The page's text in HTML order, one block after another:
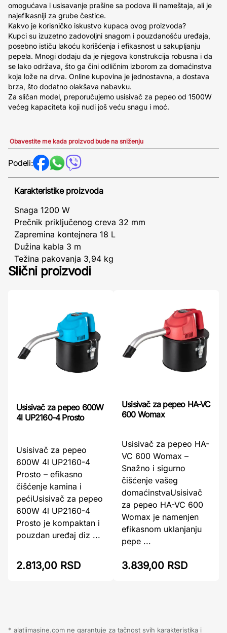
omogućava i usisavanje prašine sa podova ili nameštaja, ali je
najefikasniji za grube čestice.
Kakvo je korisničko iskustvo kupaca ovog proizvoda?
Kupci su izuzetno zadovoljni snagom i pouzdanošću uređaja,
posebno ističu lakoću korišćenja i efikasnost u sakupljanju
pepela. Mnogi dodaju da je njegova konstrukcija robusna i da
se lako održava, što ga čini odličnim izborom za domaćinstva
koja lože na drva. Online kupovina je jednostavna, a dostava
brza, što dodatno olakšava nabavku.
Za sličan model, preporučujemo usisivač za pepeo od 1500W
većeg kapaciteta koji nudi još veću snagu i moć.
Obavestite me kada proizvod bude na sniženju
Podeli:
Karakteristike proizvoda
Snaga 1200 W
Prečnik priključenog creva 32 mm
Zapremina kontejnera 18 L
Dužina kabla 3 m
Težina pakovanja 3,94 kg
Slični proizvodi
Usisivač za pepeo 600W
4l UP2160-4 Prosto
Usisivač za pepeo
600W 4l UP2160-4
Prosto – efikasno
čišćenje kamina i
pećiUsisivač za pepeo
600W 4l UP2160-4
Prosto je kompaktan i
pouzdan uređaj diz ...
2.813,00 RSD
Usisivač za pepeo HA-VC
600 Womax
Usisivač za pepeo HA-
VC 600 Womax –
Snažno i sigurno
čišćenje vašeg
domaćinstvaUsisivač
za pepeo HA-VC 600
Womax je namenjen
efikasnom uklanjanju
pepe ...
3.839,00 RSD
* alatiimasine.com ne garantuje za tačnost svih karakteristika i